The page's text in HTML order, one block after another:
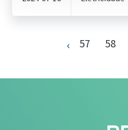
57 58